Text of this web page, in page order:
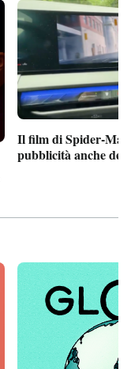
Il film di Spider-Man
pubblicità anche